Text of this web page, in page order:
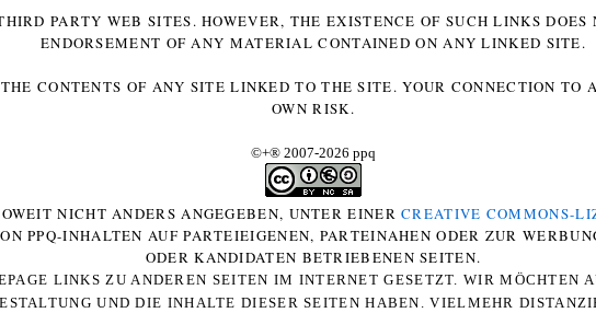
PARTY WEB SITES. HOWEVER, THE EXISTENCE OF SUCH LINKS DOES
ENDORSEMENT OF ANY MATERIAL CONTAINED ON ANY LINKED SITE.
CONTENTS OF ANY SITE LINKED TO THE SITE. YOUR CONNECTION TO
OWN RISK.
©+® 2007-2026 ppq
NICHT ANDERS ANGEGEBEN, UNTER EINERCREATIVE COMMONS-
PPQ-INHALTEN AUF PARTEIEIGENEN, PARTEINAHEN ODER ZUR
ODER KANDIDATEN BETRIEBENEN SEITEN.
LINKS ZU ANDEREN SEITEN IM INTERNET GESETZT. WIR MÖCHTEN
UND DIE INHALTE DIESER SEITEN HABEN. VIELMEHR